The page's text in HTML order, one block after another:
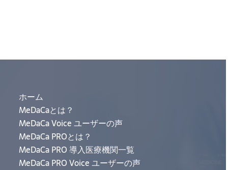
ホーム
MeDaCaとは？
MeDaCa Voice ユーザーの声
MeDaCa PROとは？
MeDaCa PRO 導入医療機関一覧
MeDaCa PRO Voice ユーザーの声